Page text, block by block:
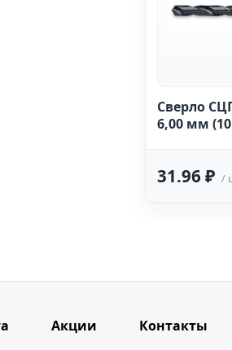
Сверло
6,00 мм
31.96 ₽ /
Акции Контакты